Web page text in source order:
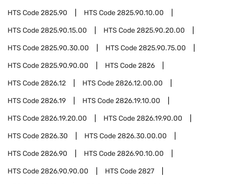
HTS Code2825.90 HTS Code2825.90.10.00
HTS Code2825.90.15.00 HTS Code2825.90.20.00
HTS Code2825.90.30.00 HTS Code2825.90.75.00
HTS Code2825.90.90.00 HTS Code2826
HTS Code2826.12 HTS Code2826.12.00.00
HTS Code2826.19 HTS Code2826.19.10.00
HTS Code2826.19.20.00 HTS Code2826.19.90.00
HTS Code2826.30 HTS Code2826.30.00.00
HTS Code2826.90 HTS Code2826.90.10.00
HTS Code2826.90.90.00 HTS Code2827